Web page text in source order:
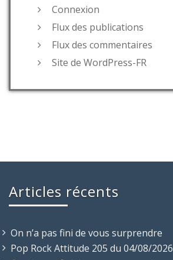
Connexion
Flux des publications
Flux des commentaires
Site de WordPress-FR
Articles récents
On n’a pas fini de vous surprendre
Pop Rock Attitude 205 du 04/08/2026